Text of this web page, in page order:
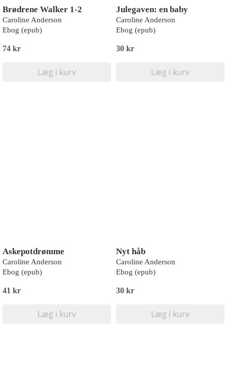
Brødrene Walker 1-2
Caroline Anderson
Ebog (epub)
74 kr
Læg i kurv
Julegaven: en baby
Caroline Anderson
Ebog (epub)
30 kr
Læg i kurv
Askepotdrømme
Caroline Anderson
Ebog (epub)
41 kr
Læg i kurv
Nyt håb
Caroline Anderson
Ebog (epub)
30 kr
Læg i kurv